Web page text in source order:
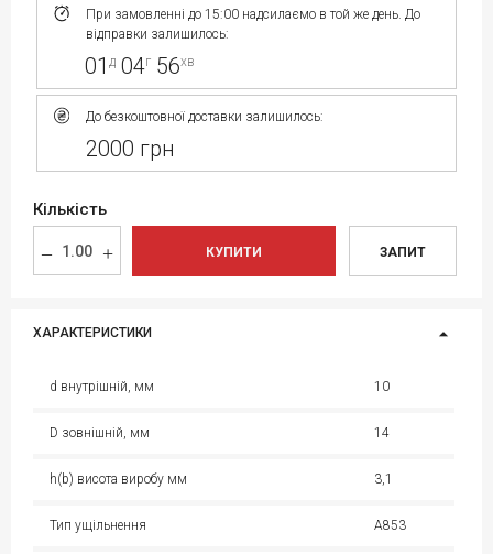
При замовленні до 15:00 надсилаємо в той же день. До
відправки залишилось:
01д 04г 56хв
До безкоштовної доставки залишилось:
2000 грн
Кількість
КУПИТИ ЗАПИТ
ХАРАКТЕРИСТИКИ
d внутрішній, мм 10
D зовнішній, мм 14
h(b) висота виробу мм 3,1
Тип ущільнення A853